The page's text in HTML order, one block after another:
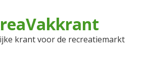
krant voor de recreatiemarkt